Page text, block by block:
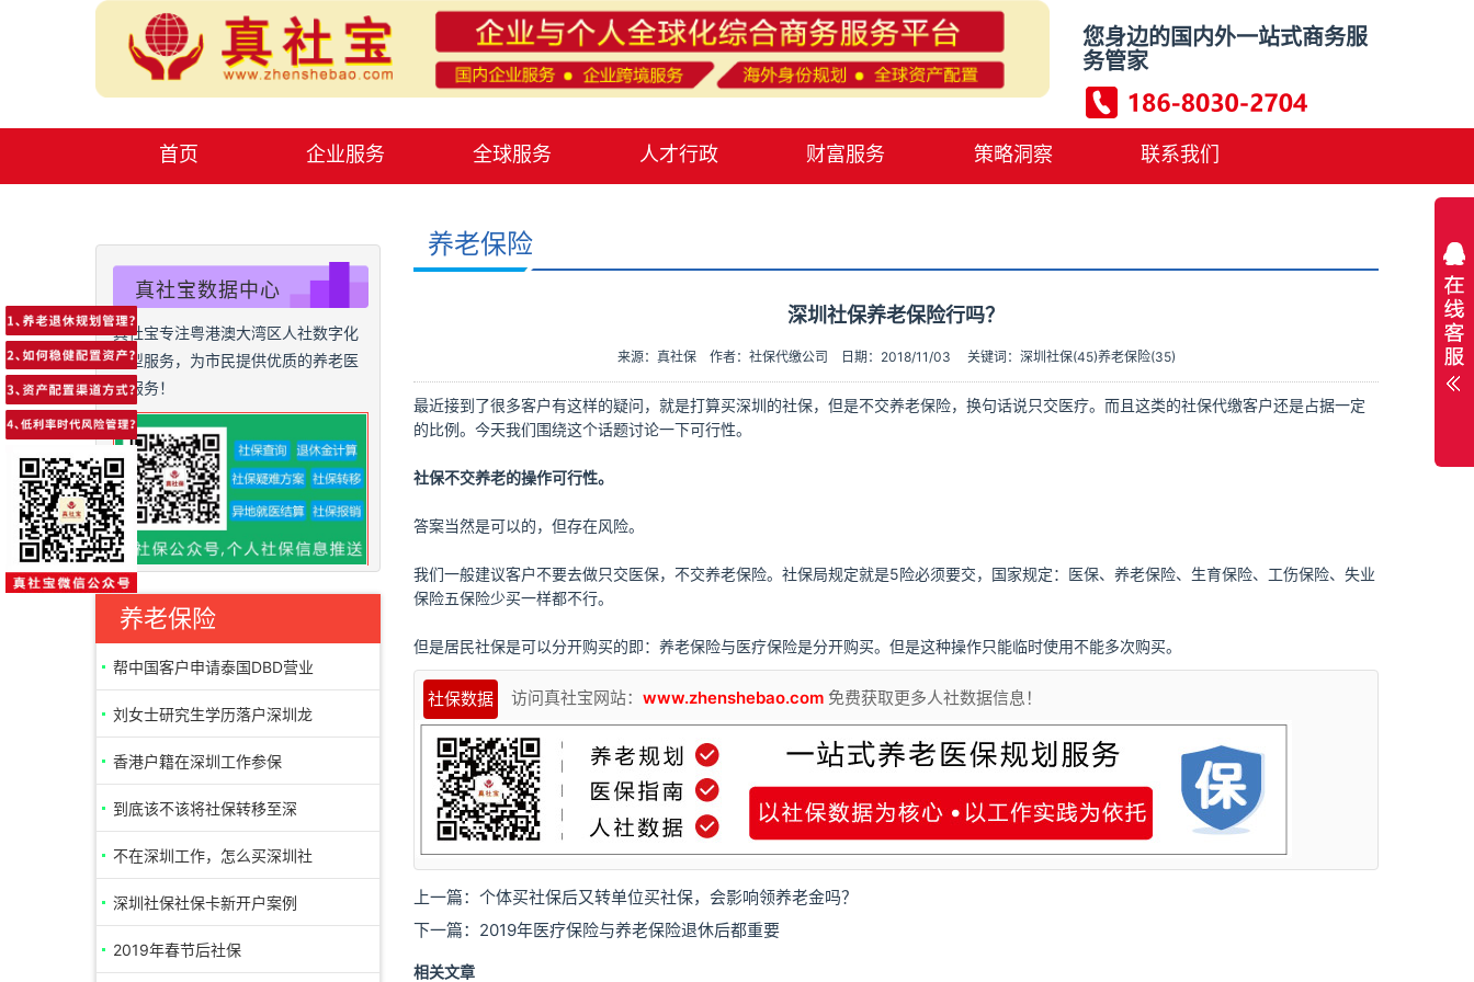
您身边的国内外一站式商务服
务管家
首页 企业服务 全球服务 人才行政 财富服务 策略洞察 联系我们
养老保险
深圳社保养老保险行吗？
来源：真社保 作者：社保代缴公司 日期：2018/11/03 关键词： 深圳社保(45)养老保险(35)
最近接到了很多客户有这样的疑问，就是打算买深圳的社保，但是不交养老保险，换句话说只交医疗。而且这类的社保代缴客户还是占据一定
的比例。今天我们围绕这个话题讨论一下可行性。
社保不交养老的操作可行性。
答案当然是可以的，但存在风险。
我们一般建议客户不要去做只交医保，不交养老保险。社保局规定就是5险必须要交，国家规定：医保、养老保险、生育保险、工伤保险、失业
保险五保险少买一样都不行。
但是居民社保是可以分开购买的即：养老保险与医疗保险是分开购买。但是这种操作只能临时使用不能多次购买。
社保数据 访问真社宝网站： www.zhenshebao.com 免费获取更多人社数据信息！
上一篇： 个体买社保后又转单位买社保，会影响领养老金吗？
下一篇： 2019年医疗保险与养老保险退休后都重要
相关文章
真社宝数据中心
真社宝专注粤港澳大湾区人社数字化
转型服务，为市民提供优质的养老医
保服务！
养老保险
帮中国客户申请泰国DBD营业
执照案例
刘女士研究生学历落户深圳龙
华区成功
香港户籍在深圳工作参保
到底该不该将社保转移至深
圳，深圳退休
不在深圳工作，怎么买深圳社
保领退休金
深圳社保社保卡新开户案例
2019年春节后社保